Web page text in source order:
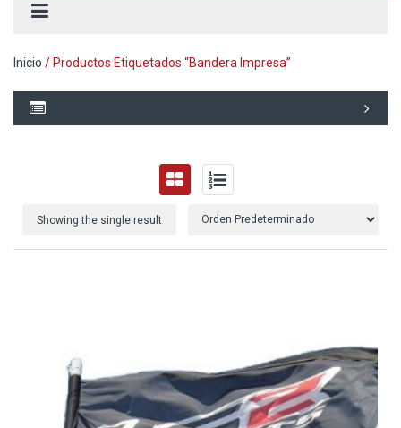
Inicio / Productos Etiquetados “bandera Impresa”
Showing the single result